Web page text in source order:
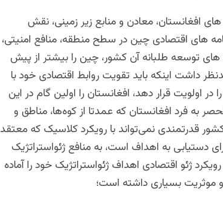
افغانستان، معادن و منابع زیر زمینی، نقش
های اقتصادی چین در سطح منطقه، منافع امنیتی،
توسعه طلبانه آن کشور، چین را بیشتر از پیش
داشت اینکه باید تقویت روابط اقتصادی خود با
اولویت قرار دهد، افغانستان را اولین گام در این
به فرد افغانستان که عمدتا از کوه‌ها، مناطق و
قدرتمندی نمی‌تواند با رویکرد کلاسیک که معتقد
دستیابی به اهداف است، به منافع ژئواستراتژیک
ژئو اقتصادی اهداف ژئواستراتژیک خود را آماده
و موثریت بسیاری داشته است؛